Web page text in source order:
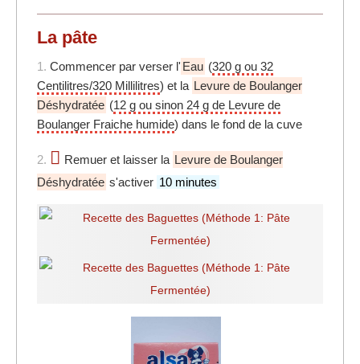
La pâte
1. Commencer par verser l' Eau (320 g ou 32
Centilitres/320 Millilitres) et la Levure de Boulanger
Déshydratée (12 g ou sinon 24 g de Levure de
Boulanger Fraiche humide) dans le fond de la cuve
2. Remuer et laisser la Levure de Boulanger
Déshydratée s'activer 10 minutes